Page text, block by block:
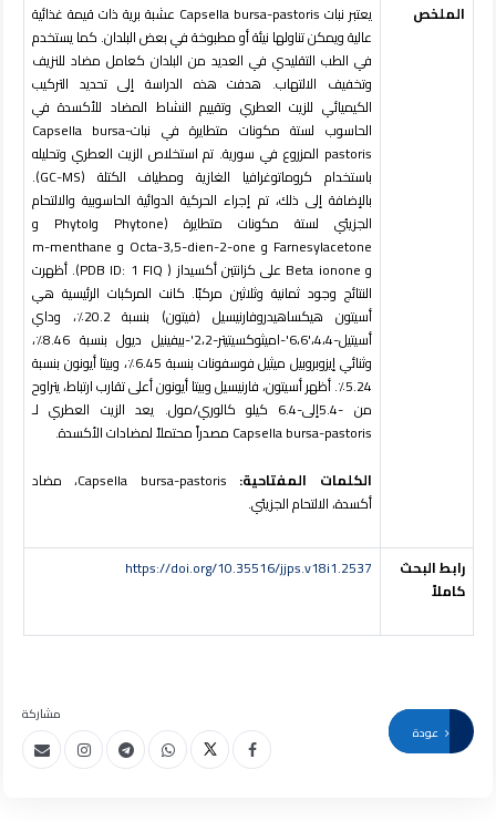
الملخص يعتبر نبات Capsella bursa-pastoris عشبة برية ذات قيمة غذائية
عالية ويمكن تناولها نيئة أو مطبوخة في بعض البلدان. كما يستخدم
في الطب التقليدي في العديد من البلدان كعامل مضاد للنزيف
وتخفيف الالتهاب. هدفت هذه الدراسة إلى تحديد التركيب
الكيميائي للزيت العطري وتقييم النشاط المضاد للأكسدة في
الحاسوب لستة مكونات متطايرة في نباتCapsella bursa-
pastoris المزروع في سورية. تم استخلاص الزيت العطري وتحليله
باستخدام كروماتوغرافيا الغازية ومطياف الكتلة (GC-MS
).
بالإضافة إلى ذلك، تم إجراء الحركية الدوائية الحاسوبية والالتحام
الجزيئي لستة مكونات متطايرة (Phytone وPhytol و
Farnesylacetone و Octa-3,5-dien-2-one و m-menthane
و Beta ionone على كزانتين أكسيداز ( PDB ID: 1 FIQ). أظهرت
النتائج وجود ثمانية وثلاثين مركبًا. كانت المركبات الرئيسية هي
أسيتون هيكساهيدروفارنيسيل (فيتون) بنسبة 20.2٪، وداي
أسيتيل-4،4،'6،6'-اميثوكسيتيتر-2،2'-بيفينيل ديول بنسبة 8.46٪،
وثنائي إيزوبروبيل ميثيل فوسفونات بنسبة 6.45٪، وبيتا أيونون بنسبة
5.24٪. أظهر أسيتون، فارنيسيل وبيتا أيونون أعلى تقارب ارتباط، يتراوح
من -5.4إلى-6.4 كيلو كالوري/مول. يعد الزيت العطري لـ
Capsella bursa-pastoris مصدراً محتملاً لمضادات الأكسدة.
الكلمات
المفتاحية: Capsella bursa-pastoris، مضاد
أكسدة، الالتحام الجزيئي.
رابط البحث
كاملاً
https://doi.org/10.35516/jjps.v18i1.2537
مشاركة